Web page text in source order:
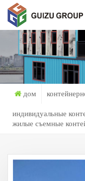
дом
индивидуальные
жилые съемные